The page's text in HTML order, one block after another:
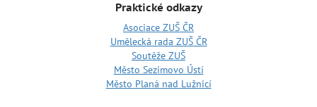
Praktické odkazy
Asociace ZUŠ ČR
Umělecká rada ZUŠ ČR
Soutěže ZUŠ
Město Sezimovo Ústí
Město Planá nad Lužnicí